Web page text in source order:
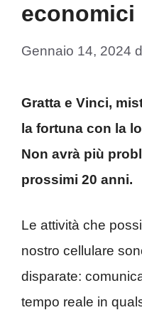
economici
Gennaio 14, 2024
Gratta e Vinci,
la fortuna con la
Non avrà più
prossimi 20 anni.
Le attività che
nostro cellulare
disparate:
tempo reale in